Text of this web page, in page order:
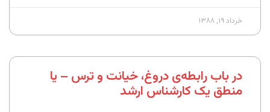
خرداد ۱۹, ۱۳۸۸
در باب رابطه‌ی دروغ، خیانت و ترس – یا
منطق یک کارشناس ارشد